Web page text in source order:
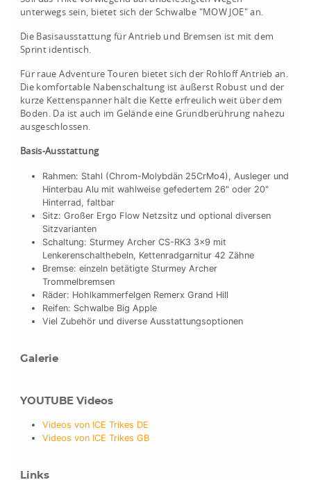
unterwegs sein, bietet sich der Schwalbe "MOW JOE" an.
Die Basisausstattung für Antrieb und Bremsen ist mit dem
Sprint identisch.
Für raue Adventure Touren bietet sich der Rohloff Antrieb an.
Die komfortable Nabenschaltung ist äußerst Robust und der
kurze Kettenspanner hält die Kette erfreulich weit über dem
Boden. Da ist auch im Gelände eine Grundberührung nahezu
ausgeschlossen.
Basis-Ausstattung
Rahmen: Stahl (Chrom-Molybdän 25CrMo4), Ausleger und
Hinterbau Alu mit wahlweise gefedertem 26" oder 20"
Hinterrad, faltbar
Sitz: Großer Ergo Flow Netzsitz und optional diversen
Sitzvarianten
Schaltung: Sturmey Archer CS-RK3 3x9 mit
Lenkerenschalthebeln, Kettenradgarnitur 42 Zähne
Bremse: einzeln betätigte Sturmey Archer
Trommelbremsen
Räder: Hohlkammerfelgen Remerx Grand Hill
Reifen: Schwalbe Big Apple
Viel Zubehör und diverse Ausstattungsoptionen
Galerie
YOUTUBE Videos
Videos von ICE Trikes DE
Videos von ICE Trikes GB
Links